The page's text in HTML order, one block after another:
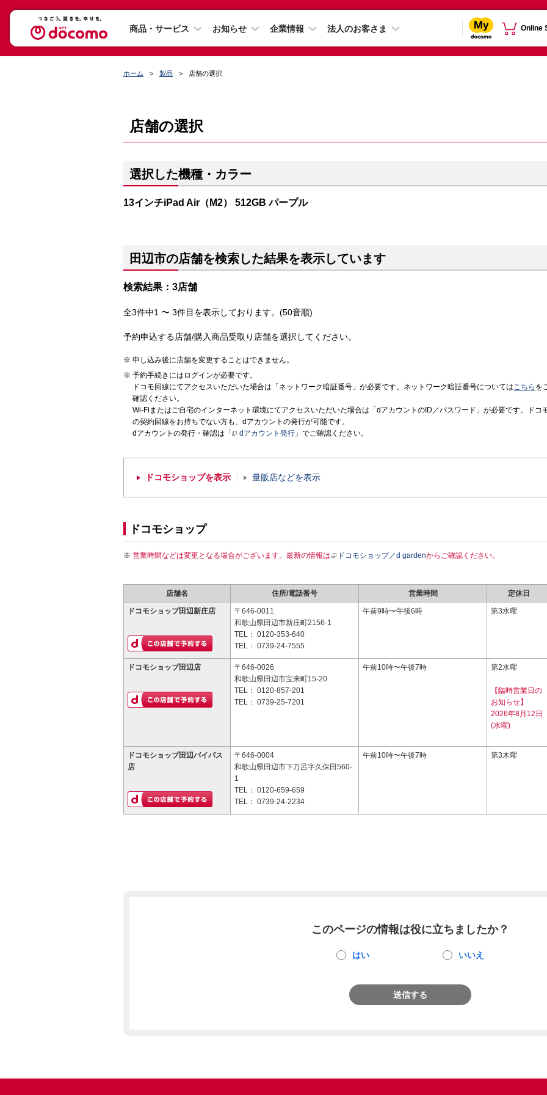
商品・サービス お知らせ 企業情報 法人のお客さま Online
ホーム 製品 店舗の選択
店舗の選択
選択した機種・カラー
13インチiPad Air（M2） 512GB パープル
田辺市の店舗を検索した結果を表示しています
検索結果：3店舗
全3件中1 〜 3件目を表示しております。(50音順)
予約申込する店舗/購入商品受取り店舗を選択してください。
申し込み後に店舗を変更することはできません。
予約手続きにはログインが必要です。
ドコモ回線にてアクセスいただいた場合は「ネットワーク暗証番号」が必要です。ネットワーク暗証番号についてはこちら を
確認ください。
Wi-Fiまたはご自宅のインターネット環境にてアクセスいただいた場合は「dアカウントのID／パスワード」が必要です。ドコ
の契約回線をお持ちでない方も、dアカウントの発行が可能です。
dアカウントの発行・確認は「
dアカウント発行 」でご確認ください。
ドコモショップを表示 量販店などを表示
ドコモショップ
営業時間などは変更となる場合がございます。最新の情報は ドコモショップ／d gardenからご確認ください。
店舗名 住所/電話番号 営業時間 定休日
ドコモショップ田辺新庄店
〒646-0011
和歌山県田辺市新庄町2156-1
TEL： 0120-353-640
TEL： 0739-24-7555
午前9時〜午後6時 第3水曜
ドコモショップ田辺店
〒646-0026
和歌山県田辺市宝来町15-20
TEL： 0120-857-201
TEL： 0739-25-7201
午前10時〜午後7時 第2水曜
【臨時営業日の
お知らせ】
2026年8月12日
(水曜)
ドコモショップ田辺バイパス
店
〒646-0004
和歌山県田辺市下万呂字久保田560-
1
TEL： 0120-659-659
TEL： 0739-24-2234
午前10時〜午後7時 第3木曜
このページの情報は役に立ちましたか？
はい いいえ
送信する